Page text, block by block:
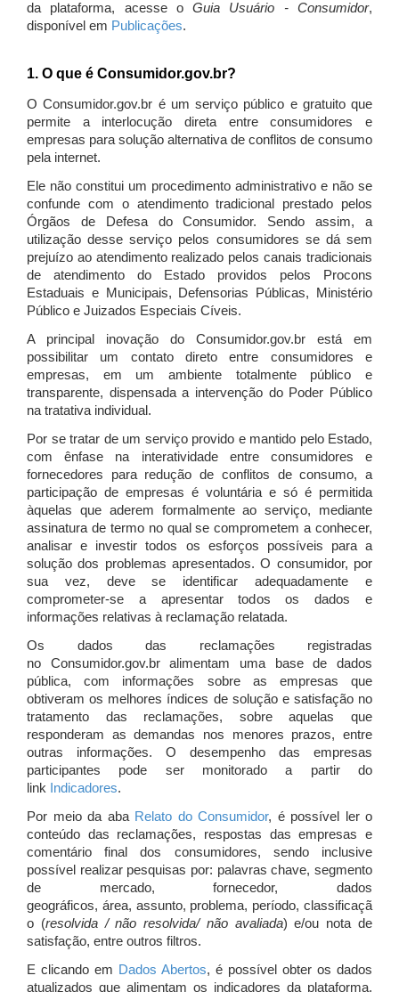
da plataforma, acesse oGuia Usuário - Consumidor,
disponível em Publicações.
1. O que é Consumidor.gov.br?
O Consumidor.gov.br é um serviço público e gratuito que
permite a interlocução direta entre consumidores e
empresas para solução alternativa de conflitos de consumo
pela internet.
Ele não constitui um procedimento administrativo e não se
confunde com o atendimento tradicional prestado pelos
Órgãos de Defesa do Consumidor. Sendo assim, a
utilização desse serviço pelos consumidores se dá sem
prejuízo ao atendimento realizado pelos canais tradicionais
de atendimento do Estado providos pelos Procons
Estaduais e Municipais, Defensorias Públicas, Ministério
Público e Juizados Especiais Cíveis.
A principal inovação do Consumidor.gov.br está em
possibilitar um contato direto entre consumidores e
empresas, em um ambiente totalmente público e
transparente, dispensada a intervenção do Poder Público
na tratativa individual.
Por se tratar de um serviço provido e mantido pelo Estado,
com ênfase na interatividade entre consumidores e
fornecedores para redução de conflitos de consumo, a
participação de empresas é voluntária e só é permitida
àquelas que aderem formalmente ao serviço, mediante
assinatura de termo no qual se comprometem a conhecer,
analisar e investir todos os esforços possíveis para a
solução dos problemas apresentados. O consumidor, por
sua vez, deve se identificar adequadamente e
comprometer-se a apresentar todos os dados e
informações relativas à reclamação relatada.
Os dados das reclamações registradas
no Consumidor.gov.br alimentam uma base de dados
pública, com informações sobre as empresas que
obtiveram os melhores índices de solução e satisfação no
tratamento das reclamações, sobre aquelas que
responderam as demandas nos menores prazos, entre
outras informações. O desempenho das empresas
participantes pode ser monitorado a partir do
link Indicadores.
Por meio da aba Relato do Consumidor, é possível ler o
conteúdo das reclamações, respostas das empresas e
comentário final dos consumidores, sendo inclusive
possível realizar pesquisas por: palavras chave, segmento
de mercado, fornecedor, dados
geográficos, área, assunto, problema, período, classificaçã
o (resolvida / não resolvida/ não avaliada) e/ou nota de
satisfação, entre outros filtros.
E clicando em Dados Abertos, é possível obter os dados
atualizados que alimentam os indicadores da plataforma,